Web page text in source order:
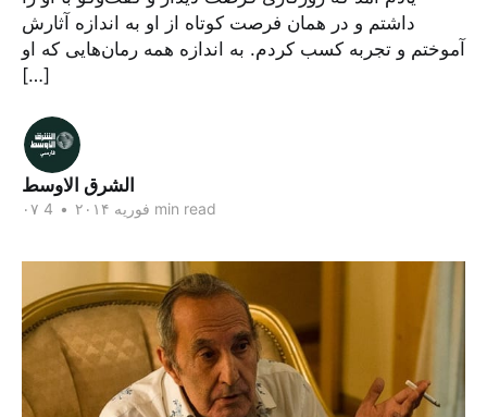
داشتم و در همان فرصت کوتاه از او به اندازه آثارش
آموختم و تجربه کسب کردم. به اندازه همه رمان‌هایی که او
[…]
الشرق الاوسط
۰۷ فوریه ۲۰۱۴ • 4 min read